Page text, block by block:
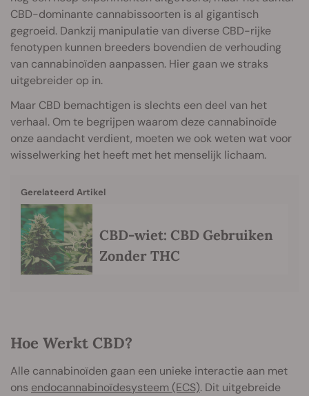
CBD-dominante cannabissoorten is al gigantisch
gegroeid. Dankzij manipulatie van diverse CBD-rijke
fenotypen kunnen breeders bovendien de verhouding
van cannabinoïden aanpassen. Hier gaan we straks
uitgebreider op in.
Maar CBD bemachtigen is slechts een deel van het
verhaal. Om te begrijpen waarom deze cannabinoïde
onze aandacht verdient, moeten we ook weten wat voor
wisselwerking het heeft met het menselijk lichaam.
Gerelateerd Artikel
CBD-wiet: CBD Gebruiken
Zonder THC
Hoe Werkt CBD?
Alle cannabinoïden gaan een unieke interactie aan met
ons endocannabinoïdesysteem (ECS). Dit uitgebreide